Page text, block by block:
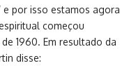
e por isso estamos agora
começou
1960. Em resultado da
disse: